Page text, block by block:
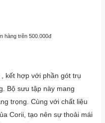
hàng trên 500.000đ
kết hợp với phần gót trụ
Bộ sưu tập này mang
trọng. Cùng với chất liệu
Corii, tạo nên sự thoải mái